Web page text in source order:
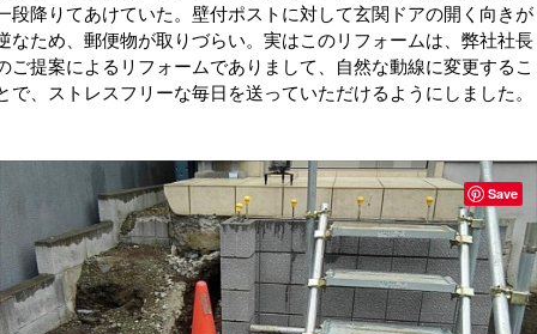
段降りてあけていた。壁付ポストに対して玄関ドアの開く向きが
なため、郵便物が取りづらい。実はこのリフォームは、弊社社長
ご提案によるリフォームでありまして、自然な動線に変更するこ
で、ストレスフリーな毎日を送っていただけるようにしました。
Save